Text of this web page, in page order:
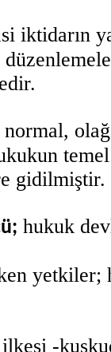
iktidarın
normal,
gidilmiştir.
hukuk
yetkiler;
-